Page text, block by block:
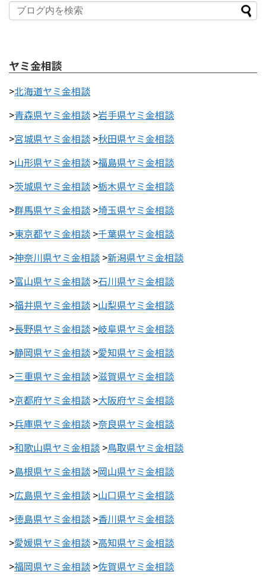
ヤミ金相談
>北海道ヤミ金相談
>青森県ヤミ金相談 >岩手県ヤミ金相談
>宮城県ヤミ金相談 >秋田県ヤミ金相談
>山形県ヤミ金相談 >福島県ヤミ金相談
>茨城県ヤミ金相談 >栃木県ヤミ金相談
>群馬県ヤミ金相談 >埼玉県ヤミ金相談
>東京都ヤミ金相談 >千葉県ヤミ金相談
>神奈川県ヤミ金相談 >新潟県ヤミ金相談
>富山県ヤミ金相談 >石川県ヤミ金相談
>福井県ヤミ金相談 >山梨県ヤミ金相談
>長野県ヤミ金相談 >岐阜県ヤミ金相談
>静岡県ヤミ金相談 >愛知県ヤミ金相談
>三重県ヤミ金相談 >滋賀県ヤミ金相談
>京都府ヤミ金相談 >大阪府ヤミ金相談
>兵庫県ヤミ金相談 >奈良県ヤミ金相談
>和歌山県ヤミ金相談 >鳥取県ヤミ金相談
>島根県ヤミ金相談 >岡山県ヤミ金相談
>広島県ヤミ金相談 >山口県ヤミ金相談
>徳島県ヤミ金相談 >香川県ヤミ金相談
>愛媛県ヤミ金相談 >高知県ヤミ金相談
>福岡県ヤミ金相談 >佐賀県ヤミ金相談